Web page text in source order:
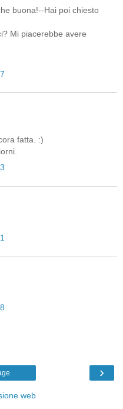
buona!--Hai poi chiesto
Mi piacerebbe avere
fatta. :)
›
web